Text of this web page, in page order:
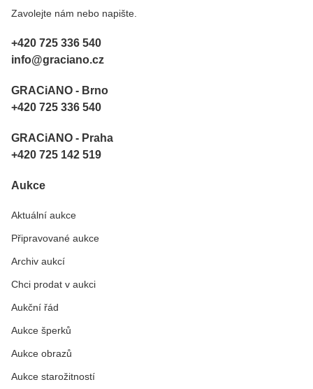
Zavolejte nám nebo napište.
+420 725 336 540
info@graciano.cz
GRACiANO - Brno
+420 725 336 540
GRACiANO - Praha
+420 725 142 519
Aukce
Aktuální aukce
Připravované aukce
Archiv aukcí
Chci prodat v aukci
Aukční řád
Aukce šperků
Aukce obrazů
Aukce starožitností